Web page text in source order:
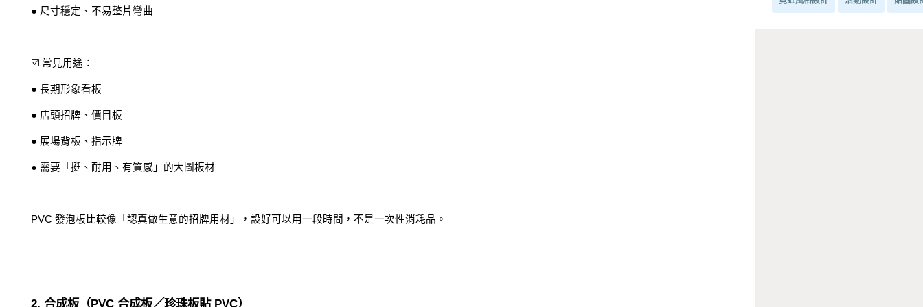
● 尺寸穩定、不易整片彎曲
☑️ 常見用途：
● 長期形象看板
● 店頭招牌、價目板
● 展場背板、指示牌
● 需要「挺、耐用、有質感」的大圖板材
PVC 發泡板比較像「認真做生意的招牌用材」，設好可以用一段時間，不是一次性消耗品。
2. 合成板（PVC 合成板／珍珠板貼 PVC）